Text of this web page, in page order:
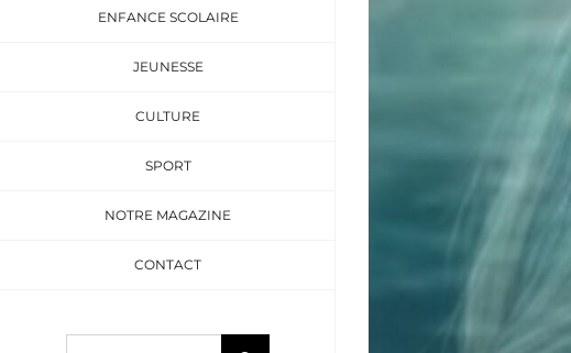
ENFANCE SCOLAIRE
JEUNESSE
CULTURE
SPORT
NOTRE MAGAZINE
CONTACT